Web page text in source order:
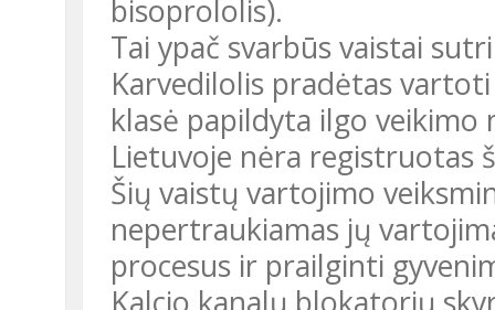
bisoprololis).
Tai ypač svarbūs vaistai
Karvedilolis pradėtas
klasė papildyta ilgo
Lietuvoje nėra registruotas
Šių vaistų vartojimo
nepertraukiamas jų
procesus ir prailginti
Kalcio kanalų blokatorių